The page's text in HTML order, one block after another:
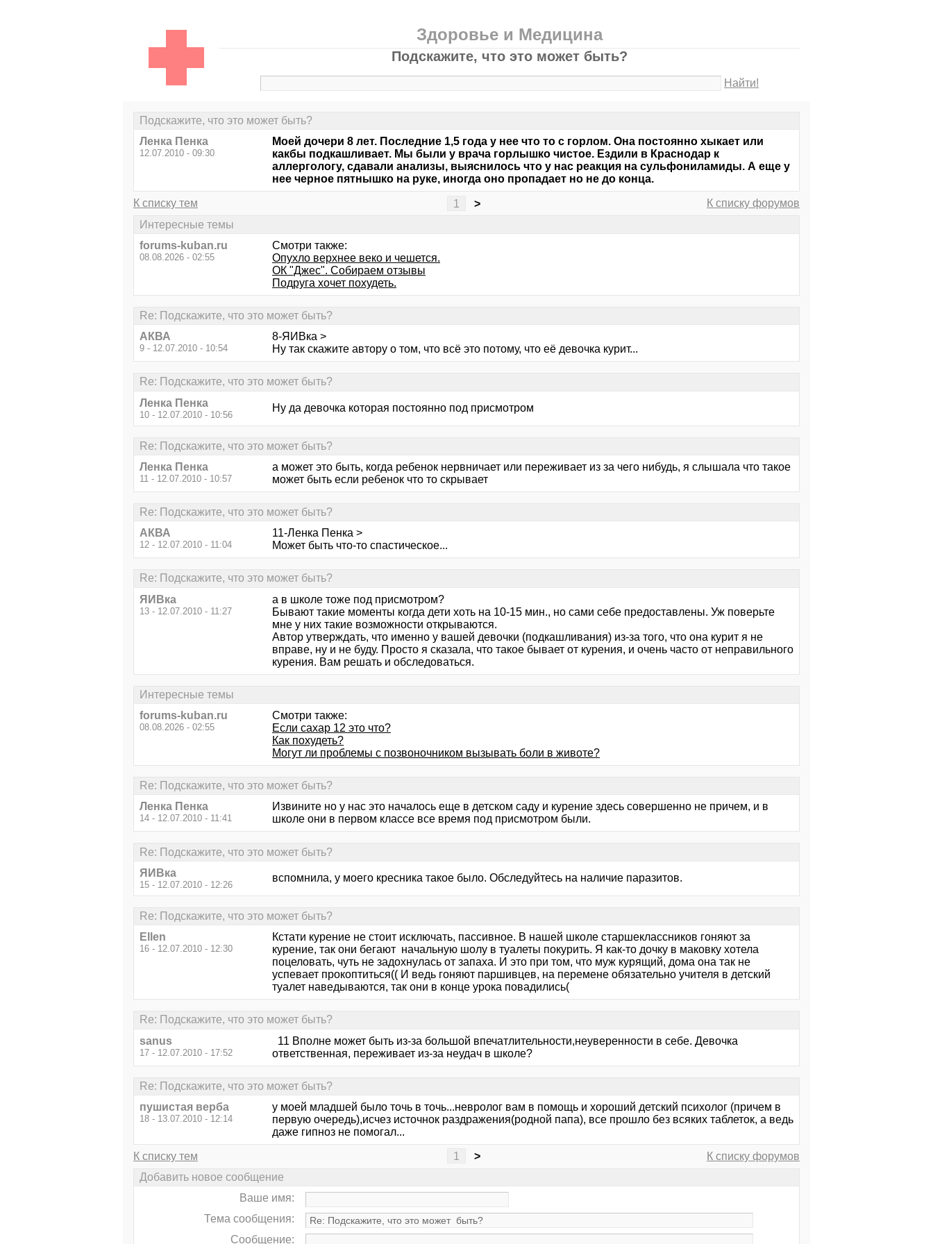
Здоровье и Медицина
Подскажите, что это может быть?
Найти!
Подскажите, что это может быть?
Ленка Пенка
12.07.2010 - 09:30
Моей дочери 8 лет. Последние 1,5 года у нее что то с горлом. Она постоянно хыкает или
какбы подкашливает. Мы были у врача горлышко чистое. Ездили в Краснодар к
аллергологу, сдавали анализы, выяснилось что у нас реакция на сульфониламиды. А еще у
нее черное пятнышко на руке, иногда оно пропадает но не до конца.
К списку тем 1 >
К списку форумов
Интересные темы
forums-kuban.ru
08.08.2026 - 02:55
Смотри также:
Опухло верхнее веко и чешется.
ОК "Джес". Собираем отзывы
Подруга хочет похудеть.
Re: Подскажите, что это может быть?
АКВА
9 - 12.07.2010 - 10:54
8-ЯИВка >
Ну так скажите автору о том, что всё это потому, что её девочка курит...
Re: Подскажите, что это может быть?
Ленка Пенка
10 - 12.07.2010 - 10:56
Ну да девочка которая постоянно под присмотром
Re: Подскажите, что это может быть?
Ленка Пенка
11 - 12.07.2010 - 10:57
а может это быть, когда ребенок нервничает или переживает из за чего нибудь, я слышала что такое
может быть если ребенок что то скрывает
Re: Подскажите, что это может быть?
АКВА
12 - 12.07.2010 - 11:04
11-Ленка Пенка >
Может быть что-то спастическое...
Re: Подскажите, что это может быть?
ЯИВка
13 - 12.07.2010 - 11:27
а в школе тоже под присмотром?
Бывают такие моменты когда дети хоть на 10-15 мин., но сами себе предоставлены. Уж поверьте
мне у них такие возможности открываются.
Автор утверждать, что именно у вашей девочки (подкашливания) из-за того, что она курит я не
вправе, ну и не буду. Просто я сказала, что такое бывает от курения, и очень часто от неправильного
курения. Вам решать и обследоваться.
Интересные темы
forums-kuban.ru
08.08.2026 - 02:55
Смотри также:
Если сахар 12 это что?
Как похудеть?
Могут ли проблемы с позвоночником вызывать боли в животе?
Re: Подскажите, что это может быть?
Ленка Пенка
14 - 12.07.2010 - 11:41
Извините но у нас это началось еще в детском саду и курение здесь совершенно не причем, и в
школе они в первом классе все время под присмотром были.
Re: Подскажите, что это может быть?
ЯИВка
15 - 12.07.2010 - 12:26
вспомнила, у моего кресника такое было. Обследуйтесь на наличие паразитов.
Re: Подскажите, что это может быть?
Ellen
16 - 12.07.2010 - 12:30
Кстати курение не стоит исключать, пассивное. В нашей школе старшеклассников гоняют за
курение, так они бегают начальную шолу в туалеты покурить. Я как-то дочку в маковку хотела
поцеловать, чуть не задохнулась от запаха. И это при том, что муж курящий, дома она так не
успевает прокоптиться(( И ведь гоняют паршивцев, на перемене обязательно учителя в детский
туалет наведываются, так они в конце урока повадились(
Re: Подскажите, что это может быть?
sanus
17 - 12.07.2010 - 17:52
11 Вполне может быть из-за большой впечатлительности,неуверенности в себе. Девочка
ответственная, переживает из-за неудач в школе?
Re: Подскажите, что это может быть?
пушистая верба
18 - 13.07.2010 - 12:14
у моей младшей было точь в точь...невролог вам в помощь и хороший детский психолог (причем в
первую очередь),исчез источнок раздражения(родной папа), все прошло без всяких таблеток, а ведь
даже гипноз не помогал...
К списку тем 1 >
К списку форумов
Добавить новое сообщение
Ваше имя:
Тема сообщения:
Сообщение: